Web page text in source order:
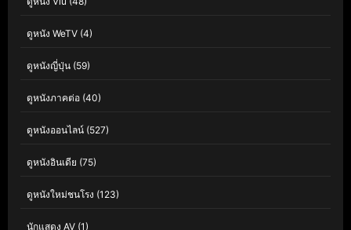
ดูหนัง WeTV (4)
ดูหนังญี่ปุ่น (59)
ดูหนังภาคต่อ (40)
ดูหนังออนไลน์ (527)
ดูหนังอินเดีย (75)
ดูหนังใหม่ชนโรง (123)
นักแสดง AV (1)